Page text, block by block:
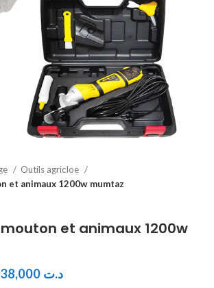
Outils agricloe
et animaux 1200w mumtaz
et animaux 1200w
د.ت